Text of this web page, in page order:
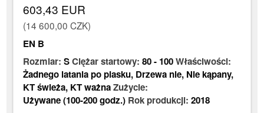
603,43 EUR
(14 600,00 CZK)
EN B
Rozmiar:SCiężar startowy:80- 100Właściwości:
Żadnego latania po piasku, Drzewa nie, Nie kąpany,
KT świeża, KT ważnaZużycie:
Używane (100-200 godz.) Rok produkcji:2018